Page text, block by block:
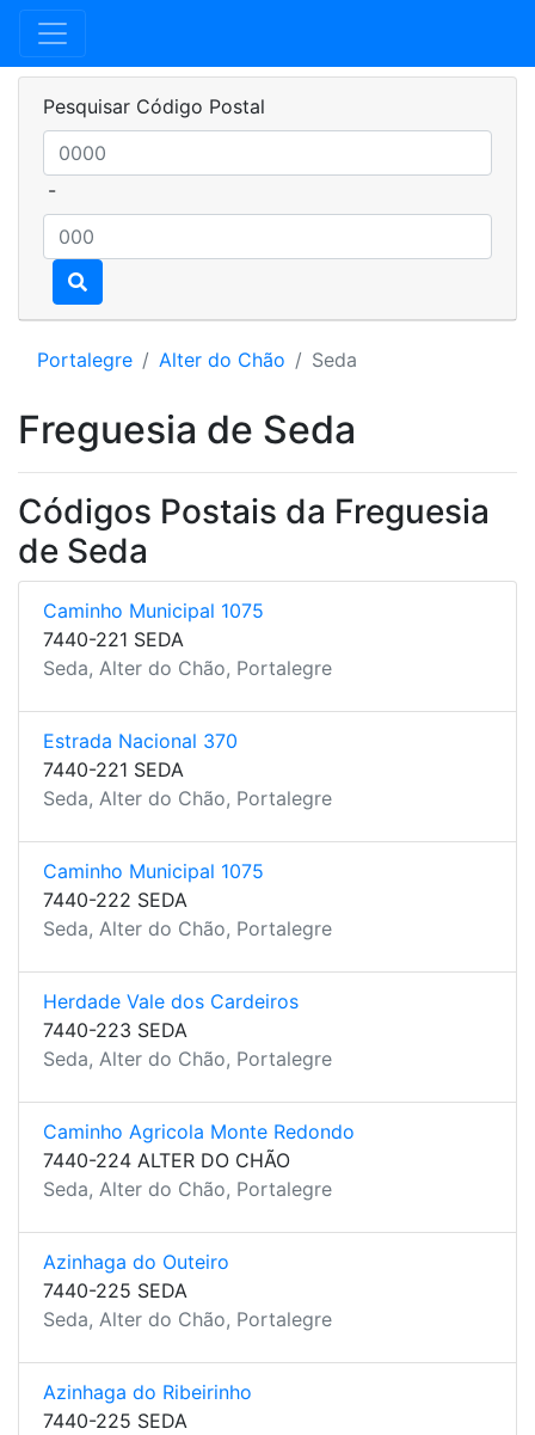
Pesquisar Código Postal
-
Portalegre Alter do Chão Seda
Freguesia de Seda
Códigos Postais da Freguesia
de Seda
Caminho Municipal 1075
7440-221 SEDA
Seda, Alter do Chão, Portalegre
Estrada Nacional 370
7440-221 SEDA
Seda, Alter do Chão, Portalegre
Caminho Municipal 1075
7440-222 SEDA
Seda, Alter do Chão, Portalegre
Herdade Vale dos Cardeiros
7440-223 SEDA
Seda, Alter do Chão, Portalegre
Caminho Agricola Monte Redondo
7440-224 ALTER DO CHÃO
Seda, Alter do Chão, Portalegre
Azinhaga do Outeiro
7440-225 SEDA
Seda, Alter do Chão, Portalegre
Azinhaga do Ribeirinho
7440-225 SEDA